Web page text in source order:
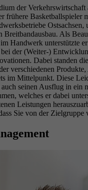
der Verkehrswirtschaft
frühere Basketballspieler
Ostsachsen,
Breitbandausbau. Als
Handwerk unterstützte
der (Weiter-)
Dabei standen
verschiedenen
im Mittelpunkt. Diese
seinen Ausflug in ein
welches er dabei
Leistungen
Sie von der Zielgruppe